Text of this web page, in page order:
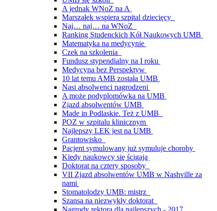
A jednak WNoZ na A
Marszałek wspiera szpital dziecięcy
Naj… naj… na WNoZ
Ranking Studenckich Kół Naukowych UMB
Matematyka na medycynie
Czek na szkolenia
Fundusz stypendialny na I roku
Medycyna bez Perspektyw
10 lat temu AMB została UMB
Nasi absolwenci nagrodzeni
A może podyplomówka na UMB
Zjazd absolwentów UMB
Made in Podlaskie. Też z UMB
POZ w szpitalu klinicznym
Najlepszy LEK jest na UMB
Grantowisko
Pacjent symulowany już symuluje choroby
Kiedy naukowcy się ścigają
Doktorat na cztery sposoby
VII Zjazd absolwentów UMB w Nashville za
nami
Stomatolodzy UMB: mistrz
Szansa na niezwykły doktorat
Nagrody rektora dla najlepszych - 2017